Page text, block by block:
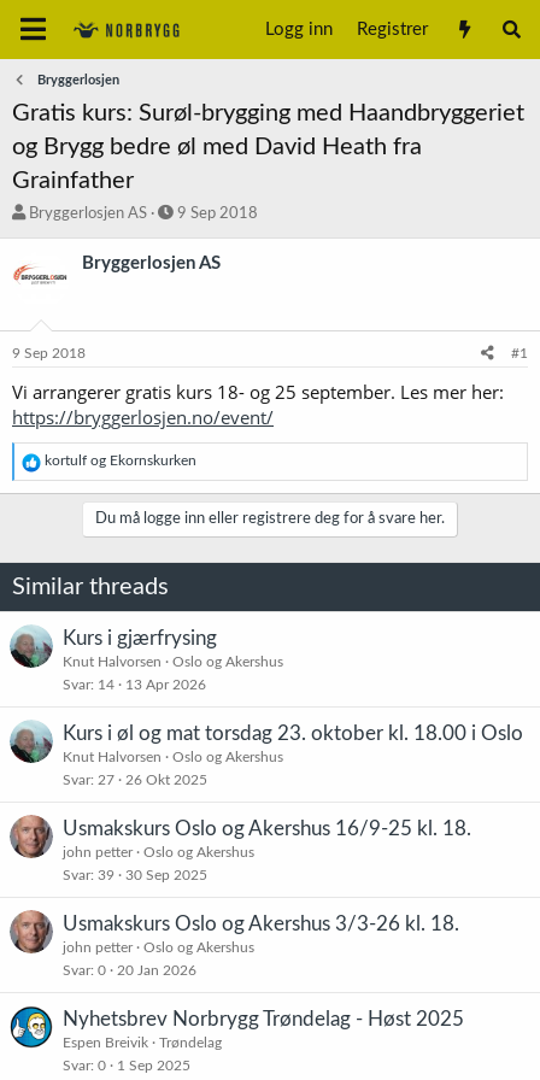
Logg inn Registrer
Bryggerlosjen
Gratis kurs: Surøl-brygging med Haandbryggeriet
og Brygg bedre øl med David Heath fra
Grainfather
T
d
r
Bryggerlosjen AS
S
a
o
9 Sep 2018
Bryggerlosjen AS
9 Sep 2018 #1
Vi arrangerer gratis kurs 18- og 25 september. Les mer her:
https://bryggerlosjen.no/event/
R
e
a
n
e
r
:
kortulf og Ekornskurken
Du må logge inn eller registrere deg for å svare her.
Similar threads
Kurs i gjærfrysing
Knut Halvorsen
Oslo og Akershus
Svar 14 13 Apr 2026
Kurs i øl og mat torsdag 23. oktober kl. 18.00 i Oslo
Knut Halvorsen
Oslo og Akershus
Svar 27 26 Okt 2025
Usmakskurs Oslo og Akershus 16/9-25 kl. 18.
john petter
Oslo og Akershus
Svar 39 30 Sep 2025
Usmakskurs Oslo og Akershus 3/3-26 kl. 18.
john petter
Oslo og Akershus
Svar 0 20 Jan 2026
Nyhetsbrev Norbrygg Trøndelag - Høst 2025
Espen Breivik
Trøndelag
Svar 0 1 Sep 2025